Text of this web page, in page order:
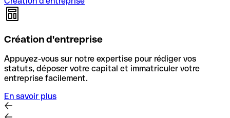
Création d'entreprise
Appuyez-vous sur notre expertise pour rédiger vos
statuts, déposer votre capital et immatriculer votre
entreprise facilement.
En savoir plus